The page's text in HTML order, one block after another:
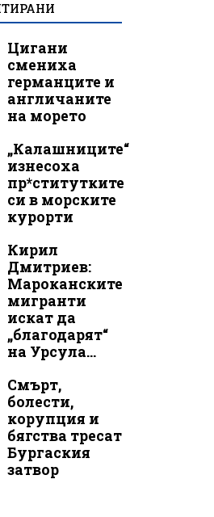
Цигани
смениха
германците и
англичаните
на морето
„Калашниците“
изнесоха
пр*ститутките
си в морските
курорти
Кирил
Дмитриев:
Мароканските
мигранти
искат да
„благодарят“
на Урсула...
Смърт,
болести,
корупция и
бягства тресат
Бургаския
затвор